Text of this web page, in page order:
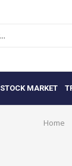
STOCK MARKET
Home